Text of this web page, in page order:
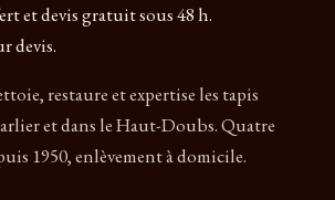
et devis gratuit sous 48 h.
devis.
restaure et expertise les tapis
et dans le Haut-Doubs. Quatre
1950, enlèvement à domicile.